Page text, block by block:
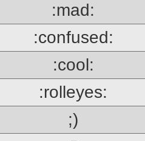
:mad:
:confused:
:cool:
:rolleyes:
;)